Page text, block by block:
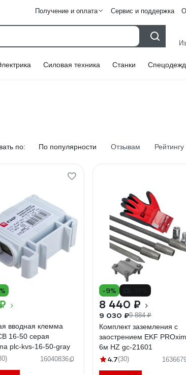
Получение и оплата Сервис и поддержка
Силовая техника Станки
по: По популярности Отзывам Рейтингу
вводная клемма
16-50 серая
plc-kvs-16-50-gray
16040836
-9%
8 440 ₽
9 030 ₽9 884 ₽
Комплект заземления с
заострением EKF
6м HZ gc-21601
4.7(30)